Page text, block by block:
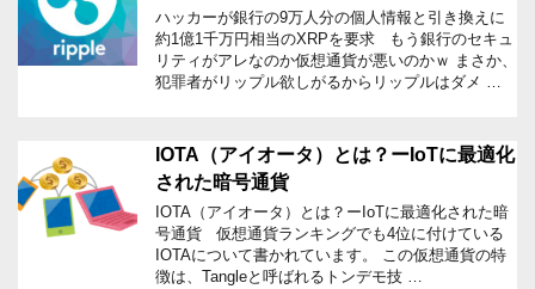
ハッカーが銀行の9万人分の個人情報と引き換えに
約1億1千万円相当のXRPを要求 もう銀行のセキュ
リティがアレなのか仮想通貨が悪いのかｗ まさか、
犯罪者がリップル欲しがるからリップルはダメ …
IOTA（アイオータ）とは？ーIoTに最適化
された暗号通貨
IOTA（アイオータ）とは？ーIoTに最適化された暗
号通貨 仮想通貨ランキングでも4位に付けている
IOTAについて書かれています。 この仮想通貨の特
徴は、Tangleと呼ばれるトンデモ技 …